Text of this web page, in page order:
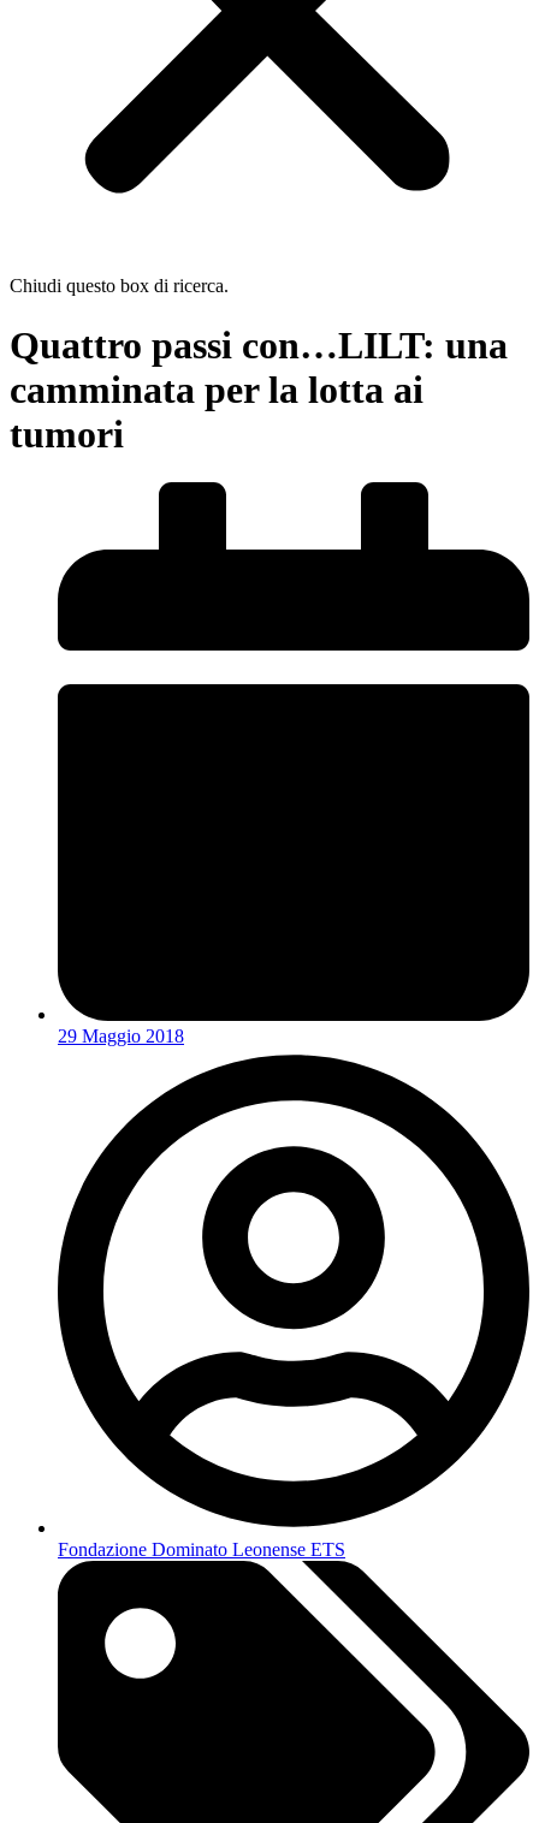
Chiudi questo box di ricerca.
Quattro passi con…LILT: una
camminata per la lotta ai
tumori
29 Maggio 2018
Fondazione Dominato Leonense ETS